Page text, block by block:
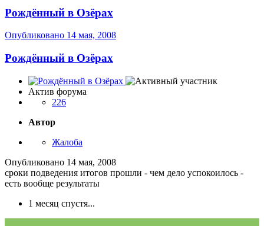
Рождённый в Озёрах
Опубликовано 14 мая, 2008
Рождённый в Озёрах
Актив форума
226
Автор
Жалоба
Опубликовано 14 мая, 2008
сроки подведения итогов прошли - чем дело успокоилось -
есть вообще результаты
1 месяц спустя...